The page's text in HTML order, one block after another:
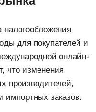
для покупателей и
онлайн-
что изменения
производителей,
импортных заказов.